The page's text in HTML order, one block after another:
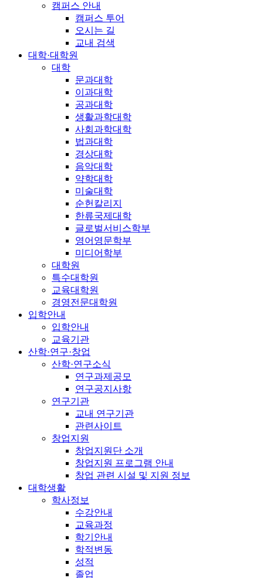
캠퍼스 안내
캠퍼스 투어
오시는 길
교내 검색
대학·대학원
대학
문과대학
이과대학
공과대학
생활과학대학
사회과학대학
법과대학
경상대학
음악대학
약학대학
미술대학
순헌칼리지
한류국제대학
글로벌서비스학부
영어영문학부
미디어학부
대학원
특수대학원
교육대학원
경영전문대학원
입학안내
입학안내
교육기관
산학·연구·창업
산학·연구소식
연구과제공모
연구공지사항
연구기관
교내 연구기관
관련사이트
창업지원
창업지원단 소개
창업지원 프로그램 안내
창업 관련 시설 및 지원 정보
대학생활
학사정보
수강안내
교육과정
학기안내
학적변동
성적
졸업